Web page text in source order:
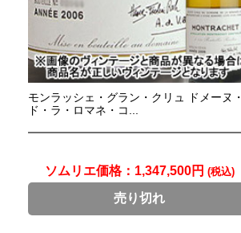
モンラッシェ・グラン・クリュ ドメーヌ・
ド・ラ・ロマネ・コ...
ソムリエ価格： 1,347,500円 (税込)
売り切れ